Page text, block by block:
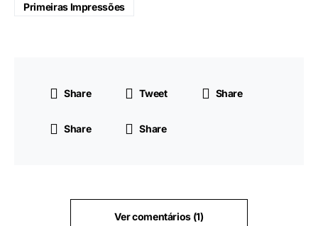
Primeiras Impressões
Share Tweet Share
Share Share
Ver comentários (1)